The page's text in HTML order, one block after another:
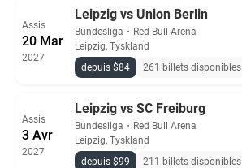
Assis
20 Mar
2027
Leipzig vs Union Berlin
Bundesliga ・ Red Bull Arena
Leipzig, Tyskland
depuis $84
261 billets disponibles
Assis
3 Avr
2027
Leipzig vs SC Freiburg
Bundesliga ・ Red Bull Arena
Leipzig, Tyskland
depuis $99
211 billets disponibles